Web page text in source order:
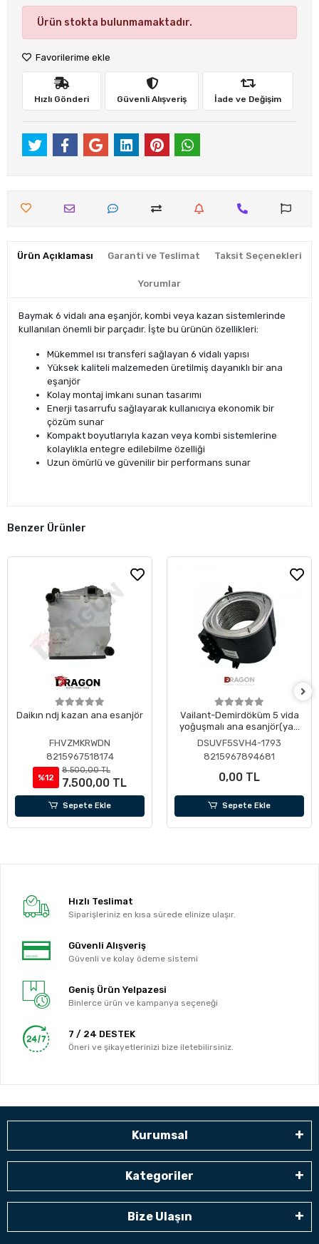
Ürün stokta bulunmamaktadır.
Favorilerime ekle
Hızlı Gönderi Güvenli Alışveriş İade ve Değişim
Ürün Açıklaması Garanti ve Teslimat Taksit Seçenekleri
Yorumlar
Baymak 6 vidalı ana eşanjör, kombi veya kazan sistemlerinde
kullanılan önemli bir parçadır. İşte bu ürünün özellikleri:
Mükemmel ısı transferi sağlayan 6 vidalı yapısı
Yüksek kaliteli malzemeden üretilmiş dayanıklı bir ana
eşanjör
Kolay montaj imkanı sunan tasarımı
Enerji tasarrufu sağlayarak kullanıcıya ekonomik bir
çözüm sunar
Kompakt boyutlarıyla kazan veya kombi sistemlerine
kolaylıkla entegre edilebilme özelliği
Uzun ömürlü ve güvenilir bir performans sunar
Benzer Ürünler
Daikın ndj kazan ana esanjör
FHVZMKRWDN
8215967518174
%12
8.500,00 TL
7.500,00 TL
Sepete Ekle
Vailant-Demirdöküm 5 vida
yoğuşmalı ana esanjör(yan
çıkış ana kazan)
DSUVF5SVH4-1793
8215967894681
0,00 TL
Sepete Ekle
Hızlı Teslimat
Siparişleriniz en kısa sürede elinize ulaşır.
Güvenli Alışveriş
Güvenli ve kolay ödeme sistemi
Geniş Ürün Yelpazesi
Binlerce ürün ve kampanya seçeneği
7 / 24 DESTEK
Öneri ve şikayetlerinizi bize iletebilirsiniz.
Kurumsal
Kategoriler
Bize Ulaşın